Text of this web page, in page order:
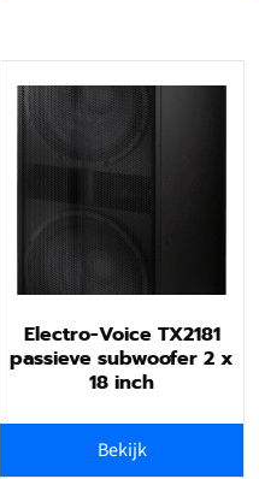
Electro-Voice TX2181
passieve subwoofer 2 x
18 inch
Bekijk